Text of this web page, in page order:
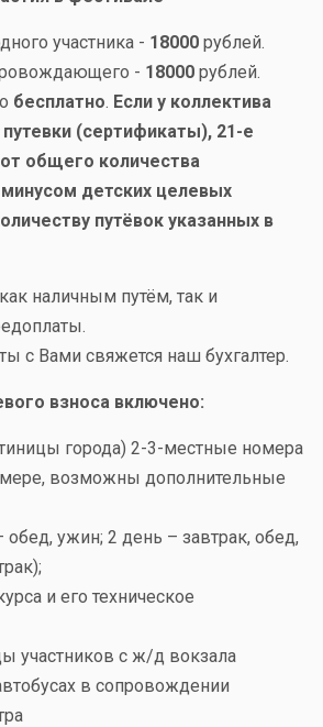
участника - 18000 рублей.
- 18000 рублей.
бесплатно. Если у коллектива
(сертификаты), 21-е
общего количества
детских целевых
путёвок указанных в
наличным путём, так и
с Вами свяжется наш бухгалтер.
взноса включено:
города) 2-3-местные номера
возможны дополнительные
обед, ужин; 2 день – завтрак, обед,
и его техническое
участников с ж/д вокзала
в сопровождении